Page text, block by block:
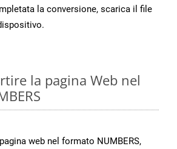
la conversione, scarica il file
la pagina Web nel
web nel formato NUMBERS,